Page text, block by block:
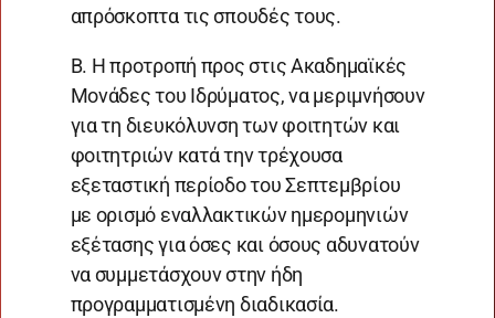
απρόσκοπτα τις σπουδές τους.
Β. Η προτροπή προς στις Ακαδημαϊκές
Μονάδες του Ιδρύματος, να μεριμνήσουν
για τη διευκόλυνση των φοιτητών και
φοιτητριών κατά την τρέχουσα
εξεταστική περίοδο του Σεπτεμβρίου
με ορισμό εναλλακτικών ημερομηνιών
εξέτασης για όσες και όσους αδυνατούν
να συμμετάσχουν στην ήδη
προγραμματισμένη διαδικασία.